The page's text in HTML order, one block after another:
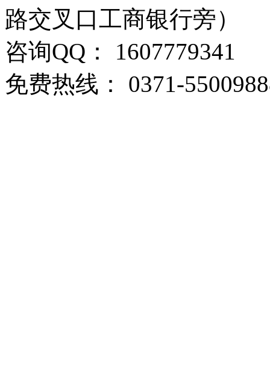
路交叉口工商银行旁）
咨询QQ： 1607779341
免费热线： 0371-